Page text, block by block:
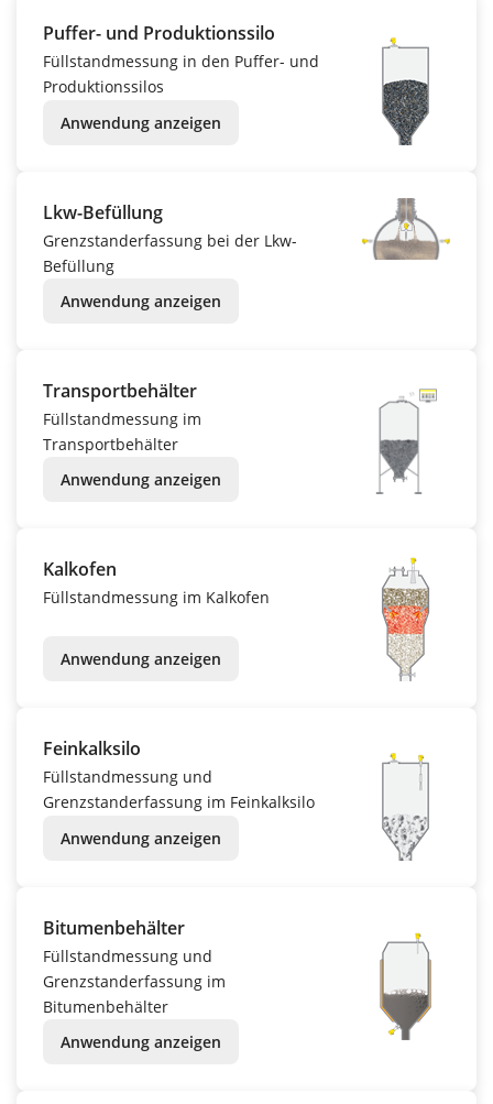
Puffer- und Produktionssilo
Füllstandmessung in den Puffer- und
Produktionssilos
Anwendung anzeigen
Lkw-Befüllung
Grenzstanderfassung bei der Lkw-
Befüllung
Anwendung anzeigen
Transportbehälter
Füllstandmessung im
Transportbehälter
Anwendung anzeigen
Kalkofen
Füllstandmessung im Kalkofen
Anwendung anzeigen
Feinkalksilo
Füllstandmessung und
Grenzstanderfassung im Feinkalksilo
Anwendung anzeigen
Bitumenbehälter
Füllstandmessung und
Grenzstanderfassung im
Bitumenbehälter
Anwendung anzeigen